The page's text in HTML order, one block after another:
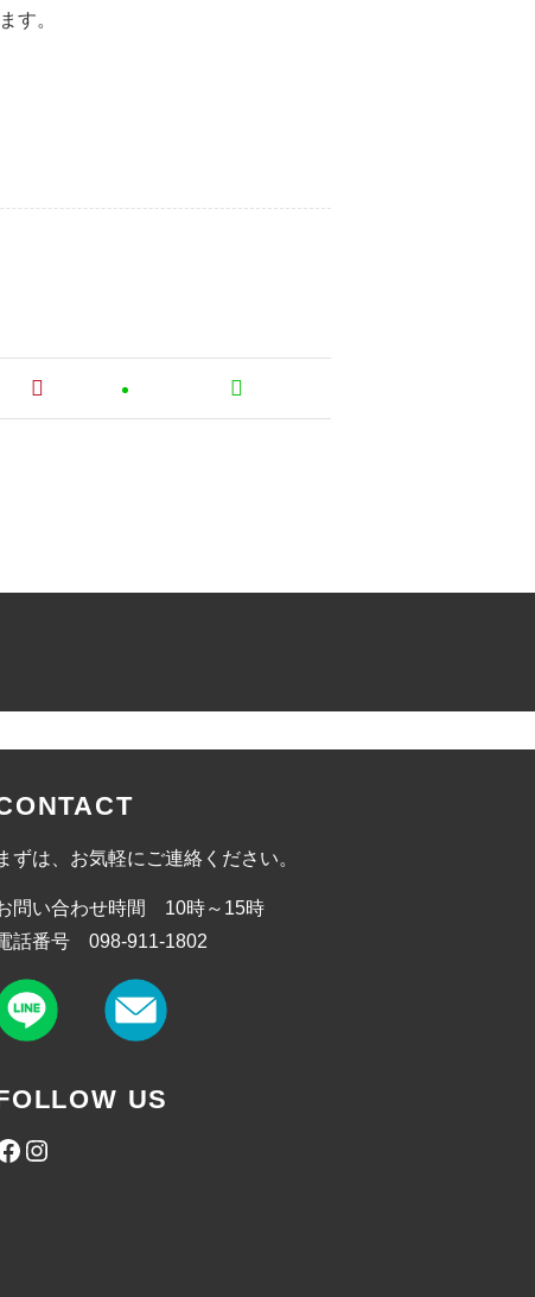
す。
ずは、お気軽にご連絡ください。
問い合わせ時間 10時～15時
話番号 098-911-1802
US
Instagram